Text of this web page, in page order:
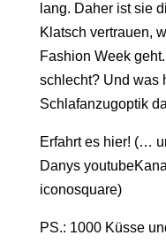
lang. Daher ist sie
Klatsch vertrauen,
Fashion Week
schlecht? Und was
Schlafanzugoptik
Erfahrt es hier! (…
Danys
iconosquare)
PS.: 1000 Küsse